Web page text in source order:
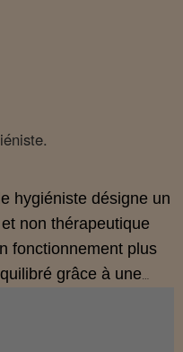
hygiéniste désigne un
non thérapeutique
fonctionnement plus
grâce à une